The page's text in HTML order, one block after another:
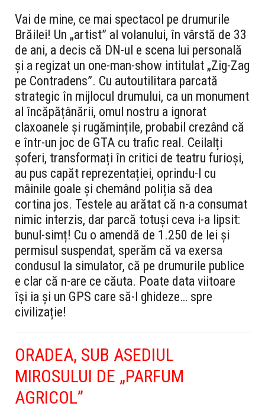
Vai de mine, ce mai spectacol pe drumurile
Brăilei! Un „artist” al volanului, în vârstă de 33
de ani, a decis că DN-ul e scena lui personală
și a regizat un one-man-show intitulat „Zig-Zag
pe Contradens”. Cu autoutilitara parcată
strategic în mijlocul drumului, ca un monument
al încăpățânării, omul nostru a ignorat
claxoanele și rugămințile, probabil crezând că
e într-un joc de GTA cu trafic real. Ceilalți
șoferi, transformați în critici de teatru furioși,
au pus capăt reprezentației, oprindu-l cu
mâinile goale și chemând poliția să dea
cortina jos. Testele au arătat că n-a consumat
nimic interzis, dar parcă totuși ceva i-a lipsit:
bunul-simț! Cu o amendă de 1.250 de lei și
permisul suspendat, sperăm că va exersa
condusul la simulator, că pe drumurile publice
e clar că n-are ce căuta. Poate data viitoare
își ia și un GPS care să-l ghideze… spre
civilizație!
ORADEA, SUB ASEDIUL
MIROSULUI DE „PARFUM
AGRICOL”